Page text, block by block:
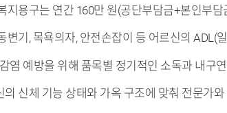
)
지용구는 연간 160만 원(공단부담금+본인부
변기, 목욕의자, 안전손잡이 등 어르신의
염 예방을 위해 품목별 정기적인 소독과 내구
의 신체 기능 상태와 가옥 구조에 맞춰 전문가